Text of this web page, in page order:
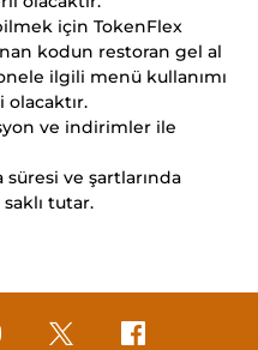
için TokenFlex
kodun restoran gel al
ilgili menü kullanımı
ve indirimler ile
ve şartlarında
tutar.